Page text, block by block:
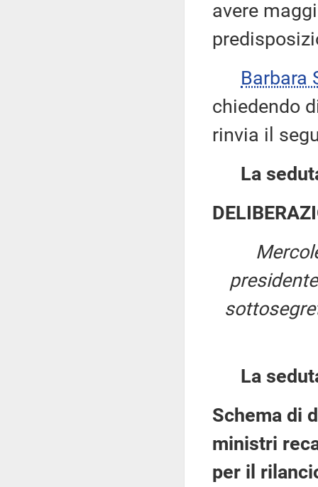
avere
Barbara
chiedendo
rinvia il
La
La
Schema di
ministri
per il